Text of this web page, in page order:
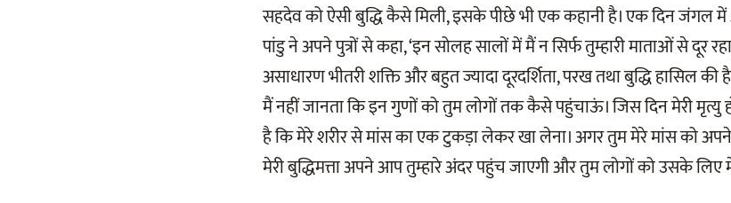
सहदेव को ऐसी बुद्धि कैसे मिली, इसके पीछे भी एक कहानी है। एक दिन जंगल
पांडु ने अपने पुत्रों से कहा, ‘इन सोलह सालों में मैं न सिर्फ तुम्हारी माताओं से दूर
असाधारण भीतरी शक्ति और बहुत ज्यादा दूरदर्शिता, परख तथा बुद्धि हासिल
मैं नहीं जानता कि इन गुणों को तुम लोगों तक कैसे पहुंचाऊं। जिस दिन मेरी मृत्यु
है कि मेरे शरीर से मांस का एक टुकड़ा लेकर खा लेना। अगर तुम मेरे मांस को अपने
मेरी बुद्धिमत्ता अपने आप तुम्हारे अंदर पहुंच जाएगी और तुम लोगों को उसके लिए